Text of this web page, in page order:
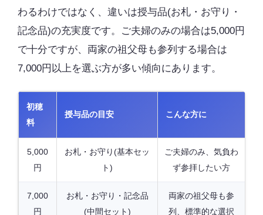
わるわけではなく、違いは授与品(お札・お守り・
記念品)の充実度です。ご夫婦のみの場合は5,000円
で十分ですが、両家の祖父母も参列する場合は
7,000円以上を選ぶ方が多い傾向にあります。
初穂
料
授与品の目安 こんな方に
5,000
円
お札・お守り(基本セッ
ト)
ご夫婦のみ、気負わ
ず参拝したい方
7,000
円
お札・お守り・記念品
(中間セット)
両家の祖父母も参
列、標準的な選択